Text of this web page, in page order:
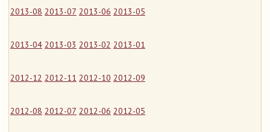
2013-08 2013-07 2013-06 2013-05
2013-04 2013-03 2013-02 2013-01
2012-12 2012-11 2012-10 2012-09
2012-08 2012-07 2012-06 2012-05